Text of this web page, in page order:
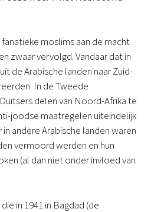
moslims aan de macht
zwaar vervolgd. Vandaar dat in
de Arabische landen naar Zuid-
In de Tweede
delen van Noord-Afrika te
joodse maatregelen uiteindelijk
in andere Arabische landen waren
vermoord werden en hun
(al dan niet onder invloed van
in 1941 in Bagdad (de